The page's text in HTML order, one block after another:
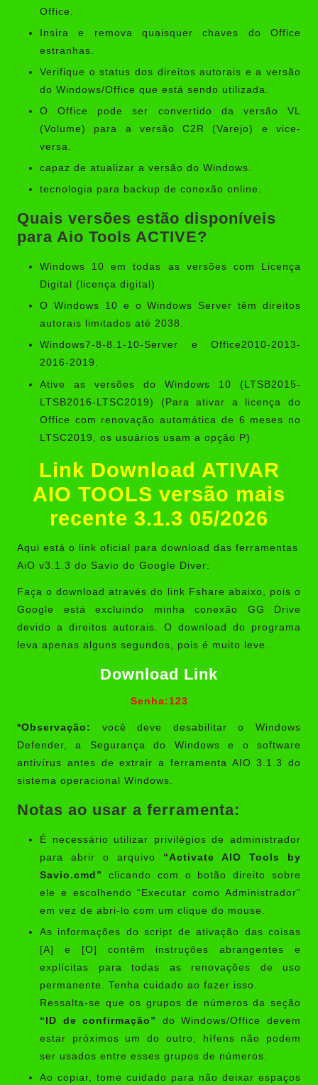
Office.
Insira e remova quaisquer chaves do Office
estranhas.
Verifique o status dos direitos autorais e a versão
do Windows/Office que está sendo utilizada.
O Office pode ser convertido da versão VL
(Volume) para a versão C2R (Varejo) e vice-
versa.
capaz de atualizar a versão do Windows.
tecnologia para backup de conexão online.
Quais versões estão disponíveis
para Aio Tools ACTIVE?
Windows 10 em todas as versões com Licença
Digital (licença digital)
O Windows 10 e o Windows Server têm direitos
autorais limitados até 2038.
Windows7-8-8.1-10-Server e Office2010-2013-
2016-2019.
Ative as versões do Windows 10 (LTSB2015-
LTSB2016-LTSC2019) (Para ativar a licença do
Office com renovação automática de 6 meses no
LTSC2019, os usuários usam a opção P)
Link Download ATIVAR
AIO TOOLS versão mais
recente 3.1.3 05/2026
Aqui está o link oficial para download das ferramentas
AiO v3.1.3 do Savio do Google Diver:
Faça o download através do link Fshare abaixo, pois o
Google está excluindo minha conexão GG Drive
devido a direitos autorais. O download do programa
leva apenas alguns segundos, pois é muito leve.
Download Link
Senha:123
*Observação:
você deve desabilitar o Windows
Defender, a Segurança do Windows e o software
antivírus antes de extrair a ferramenta AIO 3.1.3 do
sistema operacional Windows.
Notas ao usar a ferramenta:
É necessário utilizar privilégios de administrador
para abrir o arquivo “Activate AIO Tools by
Savio.cmd”
clicando com o botão direito sobre
ele e escolhendo “Executar como Administrador”
em vez de abri-lo com um clique do mouse.
As informações do script de ativação das coisas
[A] e [O] contêm instruções abrangentes e
explícitas para todas as renovações de uso
permanente. Tenha cuidado ao fazer isso.
Ressalta-se que os grupos de números da seção
“ID de confirmação”
do Windows/Office devem
estar próximos um do outro; hífens não podem
ser usados ​​entre esses grupos de números.
Ao copiar, tome cuidado para não deixar espaços